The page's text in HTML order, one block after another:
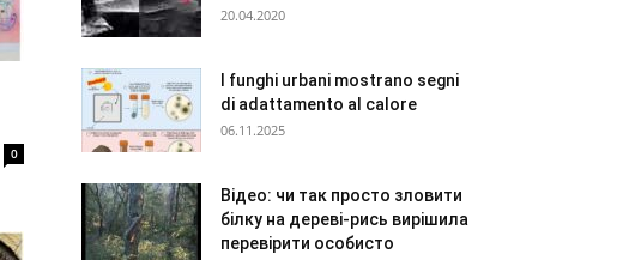
0
20.04.2020
I funghi urbani mostrano segni
di adattamento al calore
06.11.2025
Відео: чи так просто зловити
білку на дереві-рись вирішила
перевірити особисто